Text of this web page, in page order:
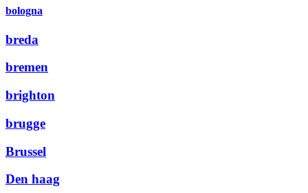
bologna
breda
bremen
brighton
brugge
Brussel
Den haag